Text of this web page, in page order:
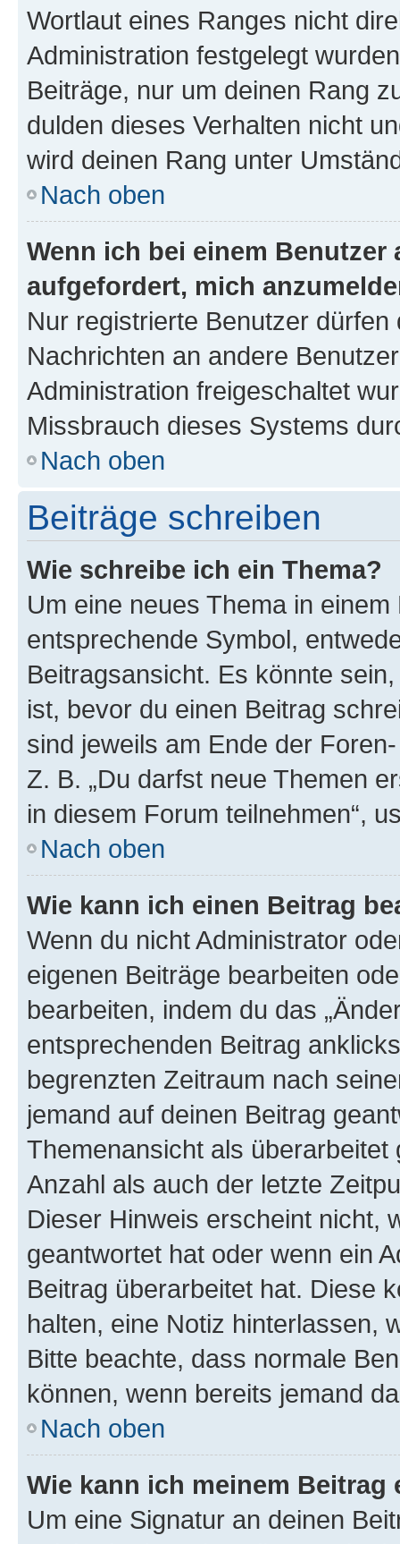
Wortlaut eines Ranges nicht
Administration festgelegt
Beiträge, nur um deinen Rang
dulden dieses Verhalten nicht
wird deinen Rang unter
Nach oben
Wenn ich bei einem
aufgefordert, mich
Nur registrierte Benutzer
Nachrichten an andere
Administration freigeschaltet
Missbrauch dieses Systems
Nach oben
Beiträge schreiben
Wie schreibe ich ein Thema?
Um eine neues Thema in
entsprechende Symbol,
Beitragsansicht. Es könnte
ist, bevor du einen Beitrag
sind jeweils am Ende der
Z. B. „Du darfst neue Themen
in diesem Forum teilnehmen“,
Nach oben
Wie kann ich einen Beitrag
Wenn du nicht Administrator
eigenen Beiträge bearbeiten
bearbeiten, indem du das
entsprechenden Beitrag
begrenzten Zeitraum nach
jemand auf deinen Beitrag
Themenansicht als
Anzahl als auch der letzte
Dieser Hinweis erscheint nicht,
geantwortet hat oder wenn ein
Beitrag überarbeitet hat. Diese
halten, eine Notiz hinterlassen,
Bitte beachte, dass normale
können, wenn bereits jemand
Nach oben
Wie kann ich meinem
Um eine Signatur an deinen